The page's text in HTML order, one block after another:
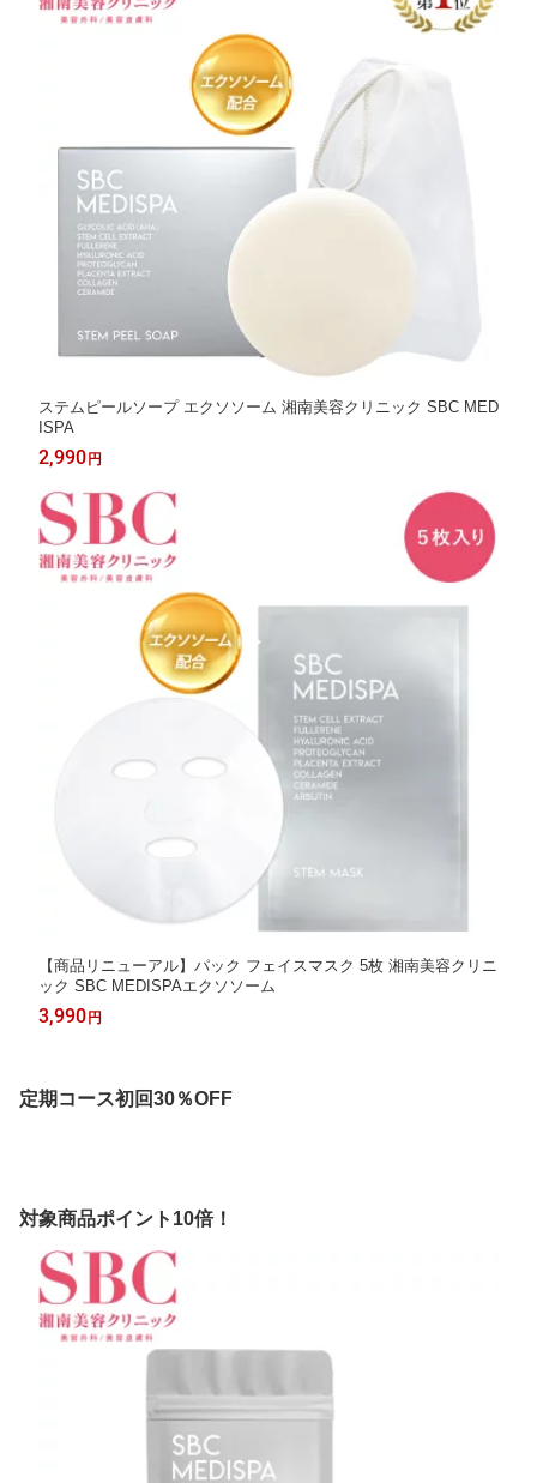
ステムピールソープ エクソソーム 湘南美容クリニック SBC MED
ISPA
2,990 円
【商品リニューアル】パック フェイスマスク 5枚 湘南美容クリニ
ック SBC MEDISPAエクソソーム
3,990 円
定期コース初回30％OFF
対象商品ポイント10倍！